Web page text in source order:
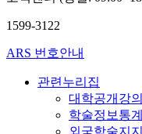
1599-3122
ARS 번호안내
관련누리집
대학공개강
학술정보통